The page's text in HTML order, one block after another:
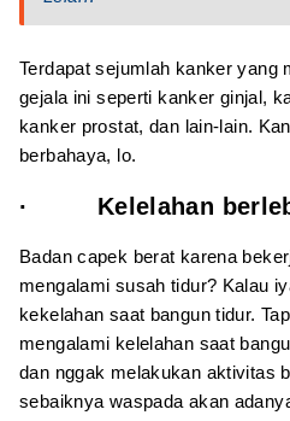
Terdapat sejumlah kanker yang
gejala ini seperti kanker ginjal,
kanker prostat, dan lain-lain.
berbahaya, lo.
· Kelelahan
Badan capek berat karena
mengalami susah tidur? Kalau
kekelahan saat bangun tidur.
mengalami kelelahan saat
dan nggak melakukan aktivitas
sebaiknya waspada akan